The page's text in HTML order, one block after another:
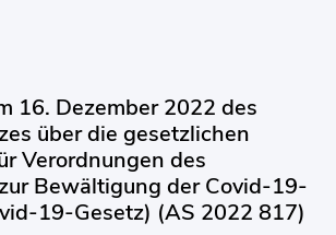
16. Dezember 2022 des
über die gesetzlichen
Verordnungen des
Bewältigung der Covid-19-
19-Gesetz) (AS 2022 817)